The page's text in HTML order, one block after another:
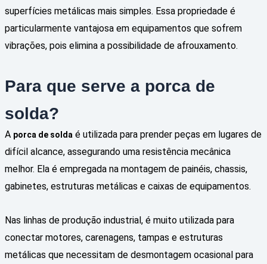
superfícies metálicas mais simples. Essa propriedade é
particularmente vantajosa em equipamentos que sofrem
vibrações, pois elimina a possibilidade de afrouxamento.
Para que serve a porca de
solda?
A porca de solda é utilizada para prender peças em lugares de
difícil alcance, assegurando uma resistência mecânica
melhor. Ela é empregada na montagem de painéis, chassis,
gabinetes, estruturas metálicas e caixas de equipamentos.
Nas linhas de produção industrial, é muito utilizada para
conectar motores, carenagens, tampas e estruturas
metálicas que necessitam de desmontagem ocasional para